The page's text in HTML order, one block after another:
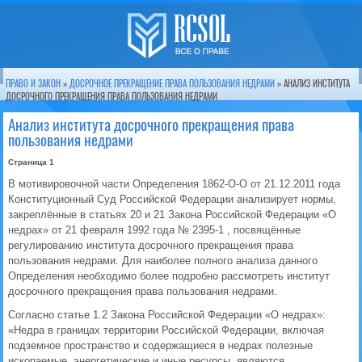
ПРАВО И ЗАКОН » ДОСРОЧНОЕ ПРЕКРАЩЕНИЕ ПРАВА ПОЛЬЗОВАНИЯ НЕДРАМИ » АНАЛИЗ ИНСТИТУТА
ДОСРОЧНОГО ПРЕКРАЩЕНИЯ ПРАВА ПОЛЬЗОВАНИЯ НЕДРАМИ
Анализ института досрочного прекращения права
пользования недрами
Страница 1
В мотивировочной части Определения 1862-О-О от 21.12.2011 года
Конституционный Суд Российской Федерации анализирует нормы,
закреплённые в статьях 20 и 21 Закона Российской Федерации «О
недрах» от 21 февраля 1992 года № 2395-1 , посвящённые
регулированию института досрочного прекращения права
пользования недрами. Для наиболее полного анализа данного
Определения необходимо более подробно рассмотреть институт
досрочного прекращения права пользования недрами.
Согласно статье 1.2 Закона Российской Федерации «О недрах»:
«Недра в границах территории Российской Федерации, включая
подземное пространство и содержащиеся в недрах полезные